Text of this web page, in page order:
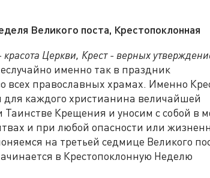
Великого поста, Крестопоклонная
Церкви, Крест - верных
именно так в праздник
всех православных храмах. Именно
для каждого христианина величайшей
Крещения и уносим с собой в
и при любой опасности или
на третьей седмице Великого
в Крестопоклонную Неделю